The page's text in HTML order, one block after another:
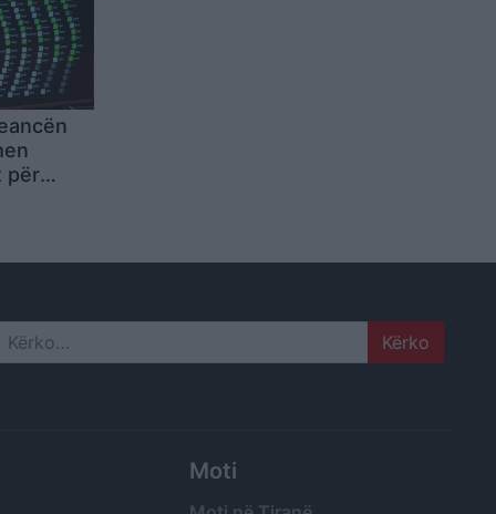
për
Moti